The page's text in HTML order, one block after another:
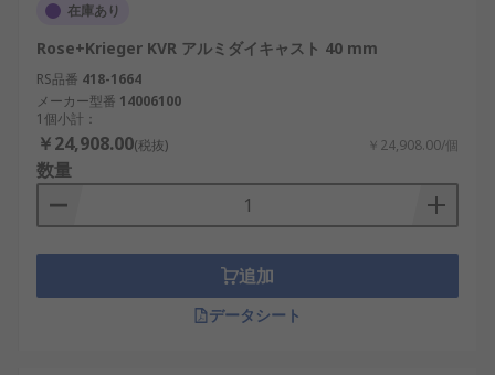
在庫あり
Rose+Krieger KVR アルミダイキャスト 40 mm
RS品番 418-1664
メーカー型番 14006100
1個小計：
￥24,908.00(税抜) ￥24,908.00/個
数量
追加
データシート